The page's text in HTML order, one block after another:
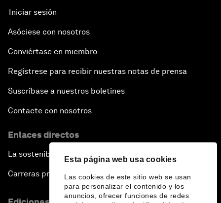
Esta página web usa cookies
Las cookies de este sitio web se usan
para personalizar el contenido y los
anuncios, ofrecer funciones de redes
Iniciar sesión
Asóciese con nosotros
Conviértase en miembro
Regístrese para recibir nuestras notas de prensa
Suscríbase a nuestros boletines
Contacte con nosotros
Enlaces directos
La sostenibilidad en el Foro
Carreras profesionales